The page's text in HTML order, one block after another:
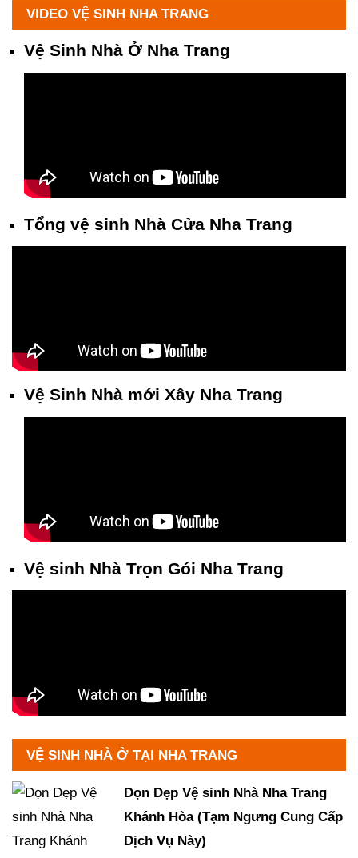
VIDEO VỆ SINH NHA TRANG
Vệ Sinh Nhà Ở Nha Trang
Tổng vệ sinh Nhà Cửa Nha Trang
Vệ Sinh Nhà mới Xây Nha Trang
Vệ sinh Nhà Trọn Gói Nha Trang
VỆ SINH NHÀ Ở TẠI NHA TRANG
Dọn Dẹp Vệ sinh Nhà Nha Trang
Khánh Hòa (Tạm Ngưng Cung Cấp
Dịch Vụ Này)